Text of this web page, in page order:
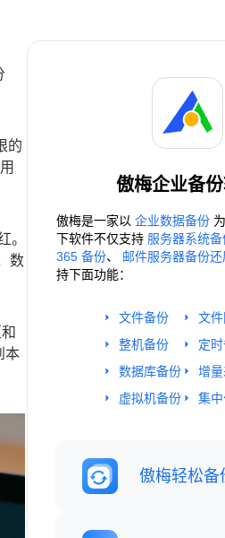
的
。
数
本
傲梅企业备
傲梅是一家以 企业数据备份
下软件不仅支持 服务器系统备
365 备份、 邮件服务器备份还
持下面功能：
文件备份
整机备份
数据库备份
虚拟机备份
文
定
增
集
傲梅轻松备